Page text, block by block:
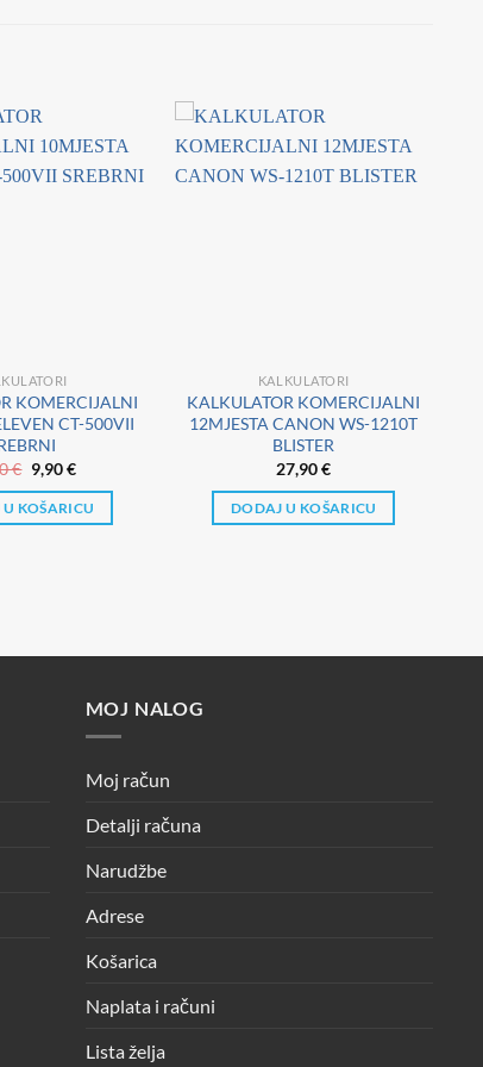
KOMERCIJALNI
CT-500VII
€ Izvorna
cijena
bila
je:
9,90€Trenutna
je:
9,90 €.
KOŠARICU
KALKULATORI
KALKULATOR KOMERCIJALNI
12MJESTA CANON WS-1210T
BLISTER
27,90€
DODAJ U KOŠARICU
MOJ NALOG
Moj račun
Detalji računa
Narudžbe
Adrese
Košarica
Naplata i računi
Lista želja